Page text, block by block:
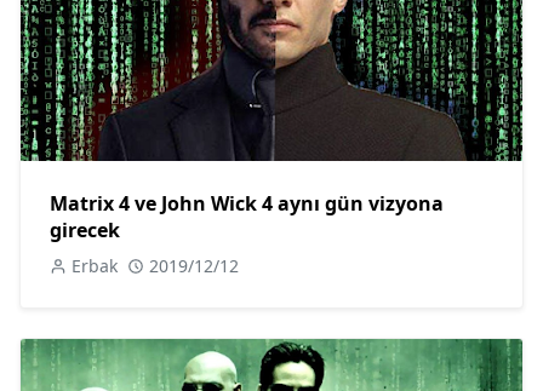
Matrix 4 ve John Wick 4 aynı gün vizyona
girecek
Erbak 2019/12/12